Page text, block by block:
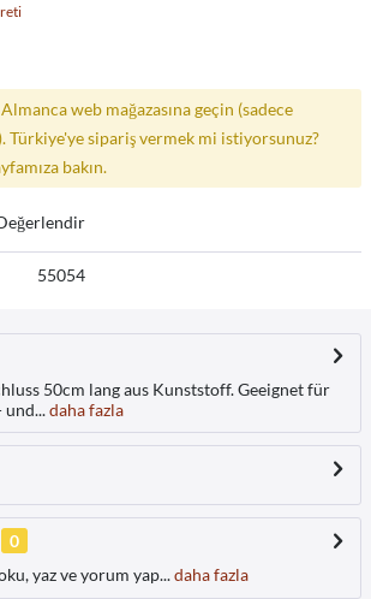
web mağazasına geçin (sadece
Türkiye'ye sipariş vermek mi istiyorsunuz?
bakın.
55054
50cm lang aus Kunststoff. Geeignet für
daha fazla
0
yaz ve yorum yap...daha fazla